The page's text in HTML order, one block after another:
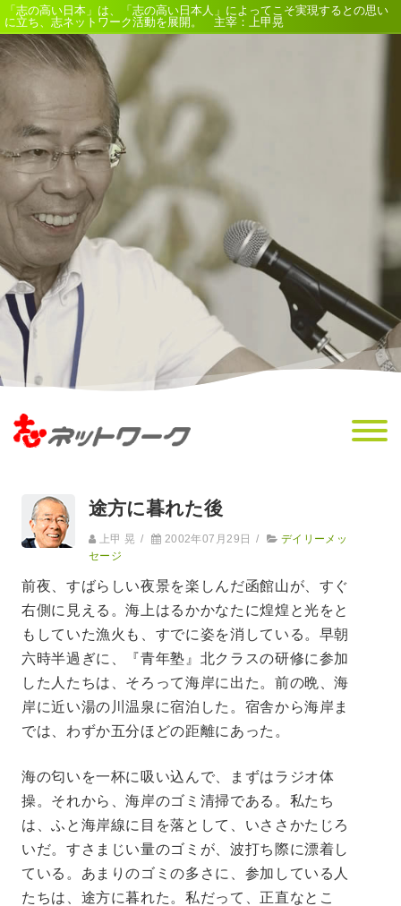
「志の高い日本」は、「志の高い日本人」によってこそ実現するとの思い
に立ち、志ネットワーク活動を展開。 主宰：上甲晃
途方に暮れた後
上甲 晃 / 2002年07月29日 /
デイリーメッ
セージ
前夜、すばらしい夜景を楽しんだ函館山が、すぐ
右側に見える。海上はるかかなたに煌煌と光をと
もしていた漁火も、すでに姿を消している。早朝
六時半過ぎに、『青年塾』北クラスの研修に参加
した人たちは、そろって海岸に出た。前の晩、海
岸に近い湯の川温泉に宿泊した。宿舎から海岸ま
では、わずか五分ほどの距離にあった。
海の匂いを一杯に吸い込んで、まずはラジオ体
操。それから、海岸のゴミ清掃である。私たち
は、ふと海岸線に目を落として、いささかたじろ
いだ。すさまじい量のゴミが、波打ち際に漂着し
ている。あまりのゴミの多さに、参加している人
たちは、途方に暮れた。私だって、正直なとこ